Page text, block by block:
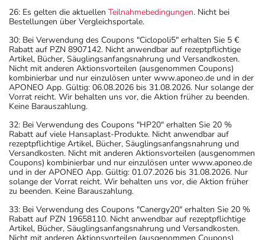
26: Es gelten die aktuellen Teilnahmebedingungen. Nicht bei
Bestellungen über Vergleichsportale.
30: Bei Verwendung des Coupons "Ciclopoli5" erhalten Sie 5 €
Rabatt auf PZN 8907142. Nicht anwendbar auf rezeptpflichtige
Artikel, Bücher, Säuglingsanfangsnahrung und Versandkosten.
Nicht mit anderen Aktionsvorteilen (ausgenommen Coupons)
kombinierbar und nur einzulösen unter www.aponeo.de und in der
APONEO App. Gültig: 06.08.2026 bis 31.08.2026. Nur solange der
Vorrat reicht. Wir behalten uns vor, die Aktion früher zu beenden.
Keine Barauszahlung.
32: Bei Verwendung des Coupons "HP20" erhalten Sie 20 %
Rabatt auf viele Hansaplast-Produkte. Nicht anwendbar auf
rezeptpflichtige Artikel, Bücher, Säuglingsanfangsnahrung und
Versandkosten. Nicht mit anderen Aktionsvorteilen (ausgenommen
Coupons) kombinierbar und nur einzulösen unter www.aponeo.de
und in der APONEO App. Gültig: 01.07.2026 bis 31.08.2026. Nur
solange der Vorrat reicht. Wir behalten uns vor, die Aktion früher
zu beenden. Keine Barauszahlung.
33: Bei Verwendung des Coupons "Canergy20" erhalten Sie 20 %
Rabatt auf PZN 19658110. Nicht anwendbar auf rezeptpflichtige
Artikel, Bücher, Säuglingsanfangsnahrung und Versandkosten.